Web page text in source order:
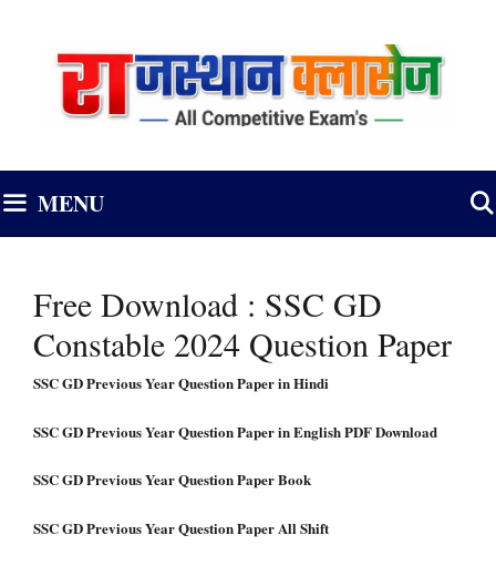
MENU
Free Download : SSC GD
Constable 2024 Question Paper
SSC GD Previous Year Question Paper in Hindi
SSC GD Previous Year Question Paper in English PDF Download
SSC GD Previous Year Question Paper Book
SSC GD Previous Year Question Paper All Shift